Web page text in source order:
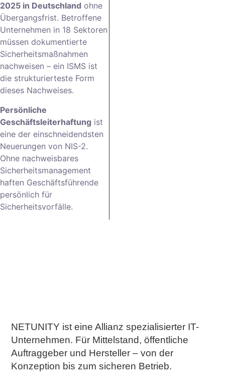
2025 in Deutschland ohne
Übergangsfrist. Betroffene
Unternehmen in 18 Sektoren
müssen dokumentierte
Sicherheitsmaßnahmen
nachweisen – ein ISMS ist
die strukturierteste Form
dieses Nachweises.
Persönliche
Geschäftsleiterhaftung ist
eine der einschneidendsten
Neuerungen von NIS-2.
Ohne nachweisbares
Sicherheitsmanagement
haften Geschäftsführende
persönlich für
Sicherheitsvorfälle.
NETUNITY ist eine Allianz spezialisierter IT-
Unternehmen. Für Mittelstand, öffentliche
Auftraggeber und Hersteller – von der
Konzeption bis zum sicheren Betrieb.